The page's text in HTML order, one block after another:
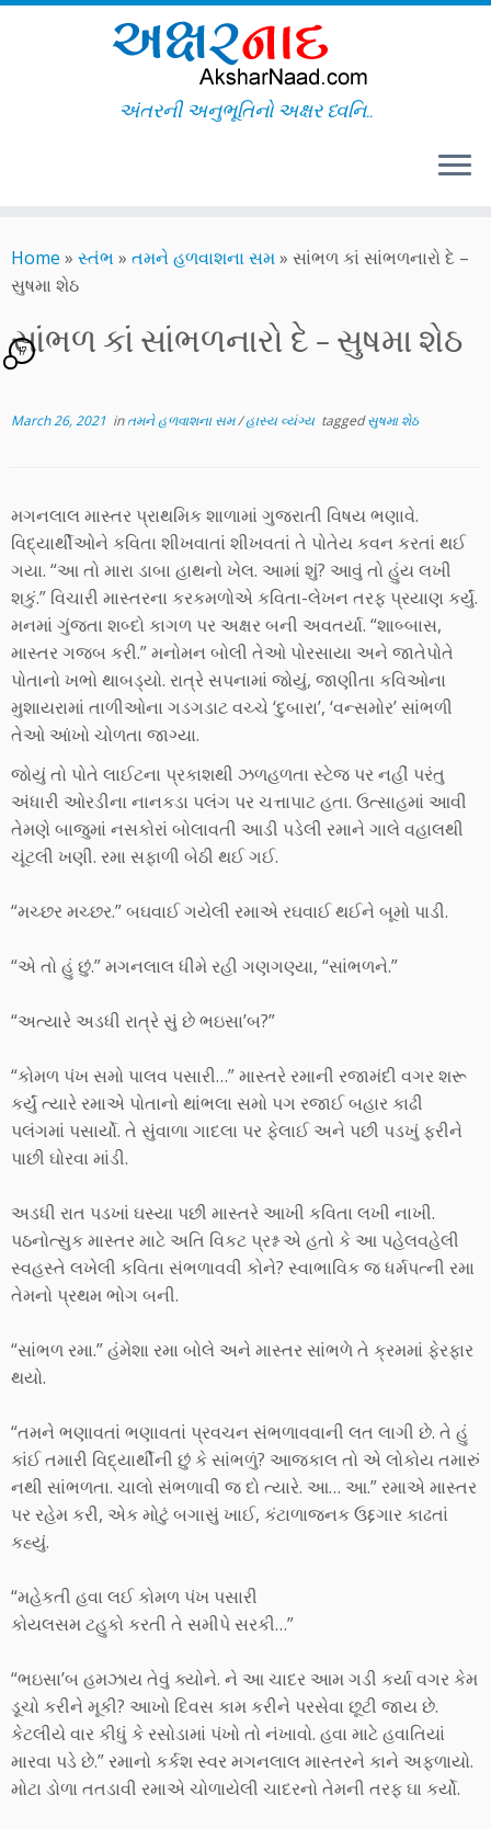
to
content
અંતરની અનુભૂતિનો અક્ષર ધ્વનિ..
Home » સ્તંભ » તમને હળવાશના સમ» સાંભળ કાં સાંભળનારો દે –
સુષમા શેઠ
સાંભળ કાં સાંભળનારો દે – સુષમા શેઠ
17
March 26, 2021 inતમને હળવાશના સમ/હાસ્ય વ્યંગ્ય taggedસુષમા શેઠ
મગનલાલ માસ્તર પ્રાથમિક શાળામાં ગુજરાતી વિષય ભણાવે.
વિદ્યાર્થીઓને કવિતા શીખવાતાં શીખવતાં તે પોતેય કવન કરતાં થઈ
ગયા. “આ તો મારા ડાબા હાથનો ખેલ. આમાં શું? આવું તો હુંય લખી
શકું.” વિચારી માસ્તરના કરકમળોએ કવિતા-લેખન તરફ પ્રયાણ કર્યું.
મનમાં ગુંજતા શબ્દો કાગળ પર અક્ષર બની અવતર્યા. “શાબ્બાસ,
માસ્તર ગજબ કરી.” મનોમન બોલી તેઓ પોરસાયા અને જાતેપોતે
પોતાનો ખભો થાબડ્યો. રાત્રે સપનામાં જોયું, જાણીતા કવિઓના
મુશાયરામાં તાળીઓના ગડગડાટ વચ્ચે ‘દુબારા’, ‘વન્સમોર’ સાંભળી
તેઓ આંખો ચોળતા જાગ્યા.
જોયું તો પોતે લાઈટના પ્રકાશથી ઝળહળતા સ્ટેજ પર નહીં પરંતુ
અંધારી ઓરડીના નાનકડા પલંગ પર ચત્તાપાટ હતા. ઉત્સાહમાં આવી
તેમણે બાજુમાં નસકોરાં બોલાવતી આડી પડેલી રમાને ગાલે વહાલથી
ચૂંટલી ખણી. રમા સફાળી બેઠી થઈ ગઈ.
“મચ્છર મચ્છર.” બઘવાઈ ગયેલી રમાએ રઘવાઈ થઈને બૂમો પાડી.
“એ તો હું છું.” મગનલાલ ધીમે રહી ગણગણ્યા, “સાંભળને.”
“અત્યારે અડધી રાત્રે સું છે ભઇસા’બ?”
“કોમળ પંખ સમો પાલવ પસારી…” માસ્તરે રમાની રજામંદી વગર શરૂ
કર્યું ત્યારે રમાએ પોતાનો થાંભલા સમો પગ રજાઈ બહાર કાઢી
પલંગમાં પસાર્યો. તે સુંવાળા ગાદલા પર ફેલાઈ અને પછી પડખું ફરીને
પાછી ઘોરવા માંડી.
અડધી રાત પડખાં ઘસ્યા પછી માસ્તરે આખી કવિતા લખી નાખી.
પઠનોત્સુક માસ્તર માટે અતિ વિકટ પ્રશ્ન એ હતો કે આ પહેલવહેલી
સ્વહસ્તે લખેલી કવિતા સંભળાવવી કોને? સ્વાભાવિક જ ધર્મપત્ની રમા
તેમનો પ્રથમ ભોગ બની.
“સાંભળ રમા.” હંમેશા રમા બોલે અને માસ્તર સાંભળે તે ક્રમમાં ફેરફાર
થયો.
“તમને ભણાવતાં ભણાવતાં પ્રવચન સંભળાવવાની લત લાગી છે. તે હું
કાંઈ તમારી વિદ્યાર્થીની છું કે સાંભળું? આજકાલ તો એ લોકોય તમારું
નથી સાંભળતા. ચાલો સંભળાવી જ દો ત્યારે. આ… આ.” રમાએ માસ્તર
પર રહેમ કરી, એક મોટું બગાસું ખાઈ, કંટાળાજનક ઉદ્દગાર કાઢતાં
કહ્યું.
“મહેકતી હવા લઈ કોમળ પંખ પસારી
કોયલસમ ટહુકો કરતી તે સમીપે સરકી…”
“ભઇસા’બ હમઝાય તેવું ક્યોને. ને આ ચાદર આમ ગડી કર્યા વગર કેમ
ડૂચો કરીને મૂકી? આખો દિવસ કામ કરીને પરસેવા છૂટી જાય છે.
કેટલીયે વાર કીધું કે રસોડામાં પંખો તો નંખાવો. હવા માટે હવાતિયાં
મારવા પડે છે.” રમાનો કર્કશ સ્વર મગનલાલ માસ્તરને કાને અફળાયો.
મોટા ડોળા તતડાવી રમાએ ચોળાયેલી ચાદરનો તેમની તરફ ઘા કર્યો.